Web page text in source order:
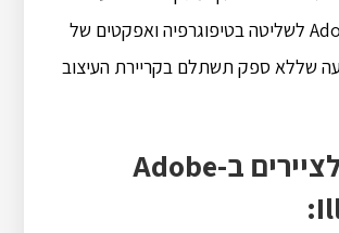
Adobe Illustrator לשליטה בטיפוגרפיה ואפקטים של
שללא ספק תשתלם בקריירת העיצוב
5. ביקוש לציירים ב-Adobe